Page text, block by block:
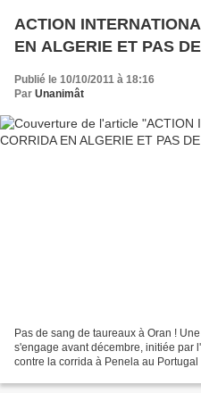
ACTION
EN ALGERIE ET PAS
Publié le 10/10/2011 à 18:16
Par Unanimât
Pas de sang de taureaux à Oran !
s'engage avant décembre, initiée par
contre la corrida à Penela au